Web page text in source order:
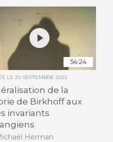
54:24
LE 20 SEPTEMBRE 2022
de la
de Birkhoff aux
invariants
Herman